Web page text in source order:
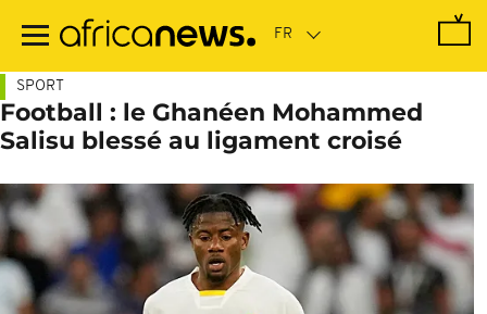
contenu
SPORT
Football : le Ghanéen Mohammed
Salisu blessé au ligament croisé